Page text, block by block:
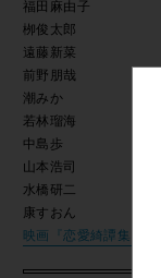
福田麻由子
栁俊太郎
遠藤新菜
前野朋哉
潮みか
若林瑠海
中島歩
山本浩司
水橋研二
康すおん
映画『恋愛綺譚集』公